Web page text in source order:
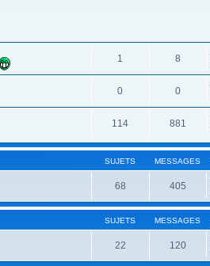
1 8
0 0
114 881
SUJETS MESSAGES
68 405
SUJETS MESSAGES
22 120